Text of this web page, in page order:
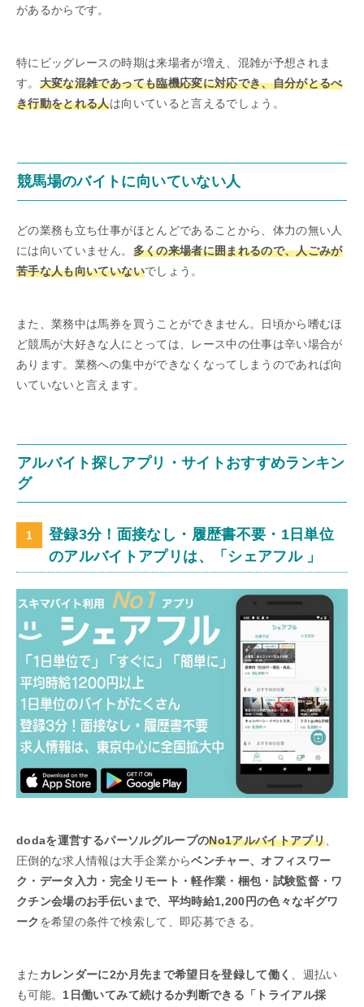
があるからです。
特にビッグレースの時期は来場者が増え、混雑が予想されま
す。 大変な混雑であっても臨機応変に対応でき、自分がとるべ
き行動をとれる人は向いていると言えるでしょう。
競馬場のバイトに向いていない人
どの業務も立ち仕事がほとんどであることから、体力の無い人
には向いていません。 多くの来場者に囲まれるので、人ごみが
苦手な人も向いていないでしょう。
また、業務中は馬券を買うことができません。日頃から嗜むほ
ど競馬が大好きな人にとっては、レース中の仕事は辛い場合が
あります。業務への集中ができなくなってしまうのであれば向
いていないと言えます。
アルバイト探しアプリ・サイトおすすめランキン
グ
登録3分！面接なし・履歴書不要・1日単位
のアルバイトアプリは、「シェアフル 」
dodaを運営するパーソルグループのNo1アルバイトアプリ
圧倒的な求人情報は大手企業からベンチャー、オフィスワー
ク・データ入力・完全リモート・軽作業・梱包・試験監督・ワ
クチン会場のお手伝いまで、平均時給1,200円の色々なギグワ
ーク を希望の条件で検索して、即応募できる。
また カレンダーに2か月先まで希望日を登録して働く
、週払い
も可能。 1日働いてみて続けるか判断できる「トライアル採